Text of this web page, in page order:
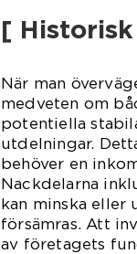
[
När man
medveten om
potentiella
utdelningar.
behöver en
Nackdelarna
kan minska eller
försämras. Att
av företagets